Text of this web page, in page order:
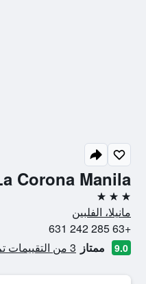
Corona Manila
3 نجوم
مانيلا، الفلبين
+63 285 242 631
9.0 ممتاز 3 من التقييمات تم التحقق منها